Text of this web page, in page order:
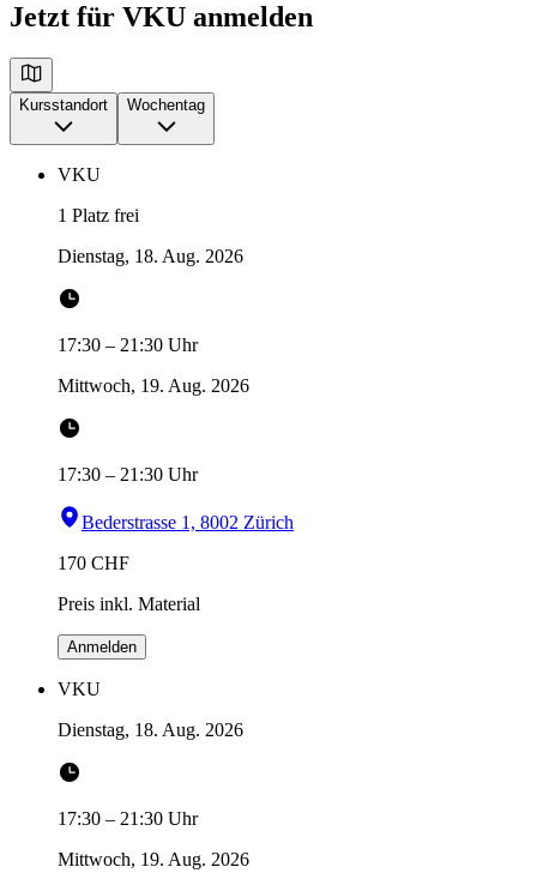
Jetzt für VKU anmelden
Kursstandort Wochentag
VKU
1 Platz frei
Dienstag, 18. Aug. 2026
17:30 – 21:30 Uhr
Mittwoch, 19. Aug. 2026
17:30 – 21:30 Uhr
Bederstrasse 1, 8002 Zürich
170 CHF
Preis inkl. Material
Anmelden
VKU
Dienstag, 18. Aug. 2026
17:30 – 21:30 Uhr
Mittwoch, 19. Aug. 2026